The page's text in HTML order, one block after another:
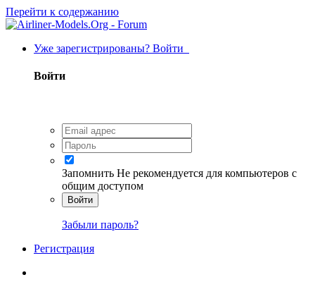
Перейти к содержанию
Уже зарегистрированы? Войти
Войти
Запомнить Не рекомендуется для компьютеров с
общим доступом
Войти
Забыли пароль?
Регистрация